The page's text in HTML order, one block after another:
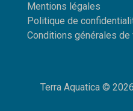
Mentions légales
Politique de
Conditions générales de
Terra Aquatica © 2026